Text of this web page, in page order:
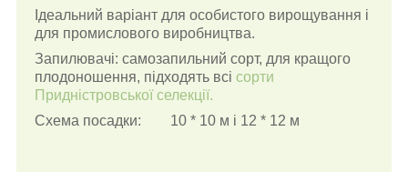
Ідеальний варіант для особистого вирощування і
для промислового виробництва.
Запилювачі: самозапильний сорт, для кращого
плодоношення, підходять всі сорти
Придністровської селекції.
Схема посадки: 10 * 10 м і 12 * 12 м